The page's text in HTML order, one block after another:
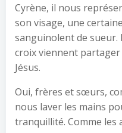
Cyrène, il nous
son visage, une
sanguinolent de sueur.
croix viennent
Jésus.
Oui, frères et sœurs,
nous laver les mains
tranquillité. Comme les